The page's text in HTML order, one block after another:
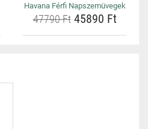
Havana Férfi Napszemüvegek
47790 Ft45890 Ft